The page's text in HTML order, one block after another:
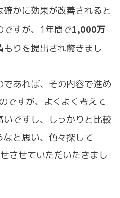
かに効果が改善されると
ですが、1年間で1,000万
りを提出され驚きまし
あれば、その内容で進め
ですが、よくよく考えて
ですし、しっかりと比較
と思い、色々探して
させていただいたきまし